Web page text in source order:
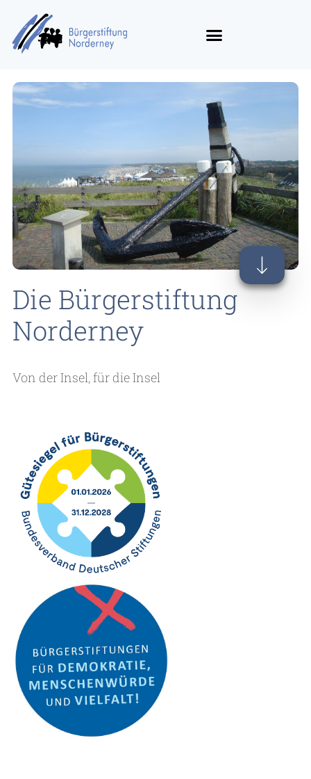
Die Bürgerstiftung
Norderney
Von der Insel, für die Insel